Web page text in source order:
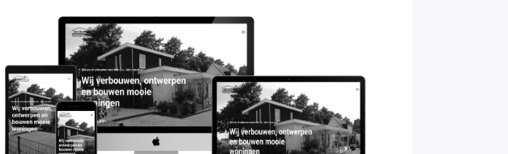
Onderhouds- en timmerbedrijf van Gurp